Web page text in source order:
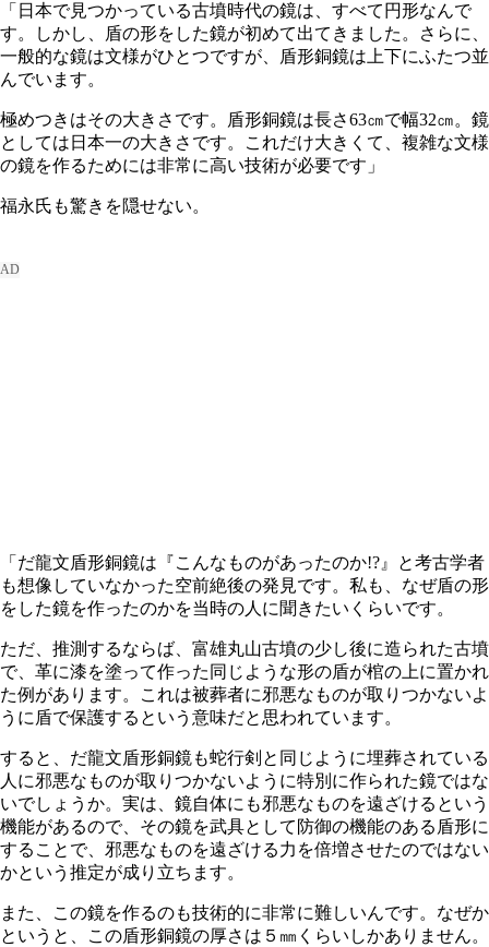
「日本で見つかっている古墳時代の鏡は、すべて円形なんで
す。しかし、盾の形をした鏡が初めて出てきました。さらに、
一般的な鏡は文様がひとつですが、盾形銅鏡は上下にふたつ並
んでいます。
極めつきはその大きさです。盾形銅鏡は長さ63㎝で幅32㎝。鏡
としては日本一の大きさです。これだけ大きくて、複雑な文様
の鏡を作るためには非常に高い技術が必要です」
福永氏も驚きを隠せない。
「だ龍文盾形銅鏡は『こんなものがあったのか!?』と考古学者
も想像していなかった空前絶後の発見です。私も、なぜ盾の形
をした鏡を作ったのかを当時の人に聞きたいくらいです。
ただ、推測するならば、富雄丸山古墳の少し後に造られた古墳
で、革に漆を塗って作った同じような形の盾が棺の上に置かれ
た例があります。これは被葬者に邪悪なものが取りつかないよ
うに盾で保護するという意味だと思われています。
すると、だ龍文盾形銅鏡も蛇行剣と同じように埋葬されている
人に邪悪なものが取りつかないように特別に作られた鏡ではな
いでしょうか。実は、鏡自体にも邪悪なものを遠ざけるという
機能があるので、その鏡を武具として防御の機能のある盾形に
することで、邪悪なものを遠ざける力を倍増させたのではない
かという推定が成り立ちます。
また、この鏡を作るのも技術的に非常に難しいんです。なぜか
というと、この盾形銅鏡の厚さは５㎜くらいしかありません。